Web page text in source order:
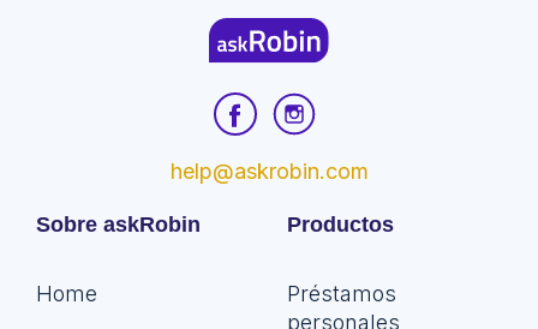
Sobre askRobin
Home
Productos
Préstamos
personales
help@askrobin.com